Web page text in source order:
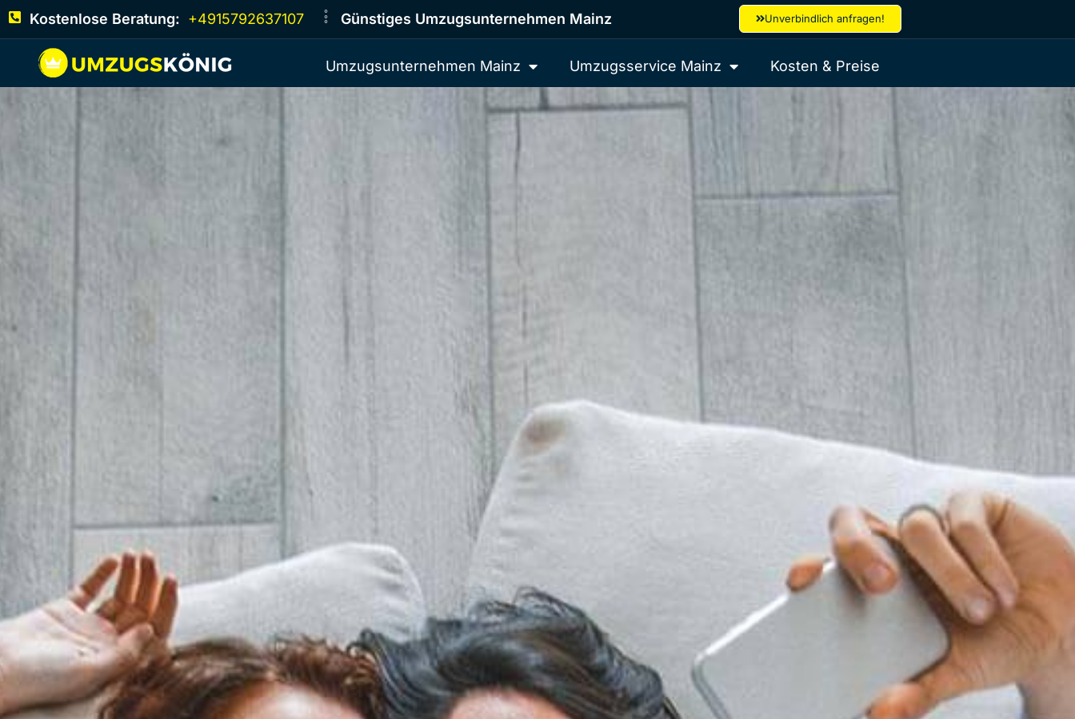
Kostenlose Beratung: +4915792637107 Günstiges Umzugsunternehmen Mainz Unverbindlich anfragen!
Umzugsunternehmen Mainz Umzugsservice Mainz Kosten & Preise